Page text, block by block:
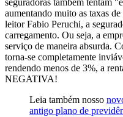
seguradoras também tentam
aumentando muito as taxas
leitor Fabio Peruchi, a
carregamento. Ou seja, a
serviço de maneira absurda.
torna-se completamente
rendendo menos de 3%, a
NEGATIVA!
Leia também nosso
antigo plano de